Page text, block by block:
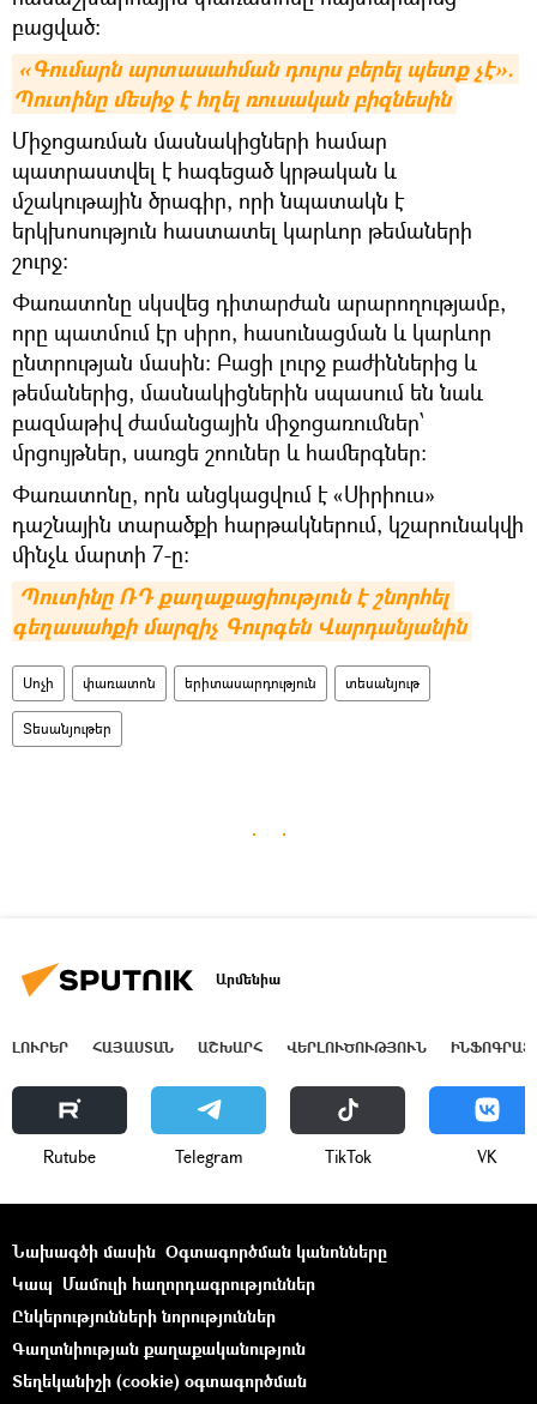
բացված։
«Գումարն արտասահման դուրս բերել պետք չէ».
Պուտինը մեսիջ է հղել ռուսական բիզնեսին
Միջոցառման մասնակիցների համար
պատրաստվել է հագեցած կրթական և
մշակութային ծրագիր, որի նպատակն է
երկխոսություն հաստատել կարևոր թեմաների
շուրջ։
Փառատոնը սկսվեց դիտարժան արարողությամբ,
որը պատմում էր սիրո, հասունացման և կարևոր
ընտրության մասին: Բացի լուրջ բաժիններից և
թեմաներից, մասնակիցներին սպասում են նաև
բազմաթիվ ժամանցային միջոցառումներ՝
մրցույթներ, սառցե շոուներ և համերգներ։
Փառատոնը, որն անցկացվում է «Սիրիուս»
դաշնային տարածքի հարթակներում, կշարունակվի
մինչև մարտի 7-ը:
Պուտինը ՌԴ քաղաքացիություն է շնորհել
գեղասահքի մարզիչ Գուրգեն Վարդանյանին
Սոչի փառատոն երիտասարդություն տեսանյութ
Տեսանյութեր
Արմենիա
ԼՈՒՐԵՐ ՀԱՅԱՍՏԱՆ ԱՇԽԱՐՀ ՎԵՐԼՈՒԾՈՒԹՅՈՒՆ
Rutube Telegram ТikТоk VK
Նախագծի մասին Օգտագործման կանոնները
Կապ Մամուլի հաղորդագրություններ
Ընկերությունների նորություններ
Գաղտնիության քաղաքականություն
Տեղեկանիշի (cookie) օգտագործման